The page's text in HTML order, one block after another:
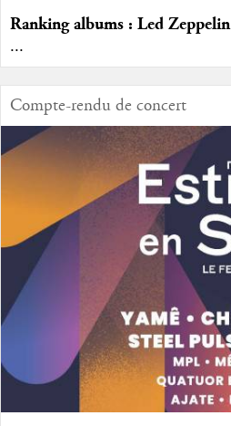
Ranking albums : Led Zeppelin
...
Compte-rendu de concert